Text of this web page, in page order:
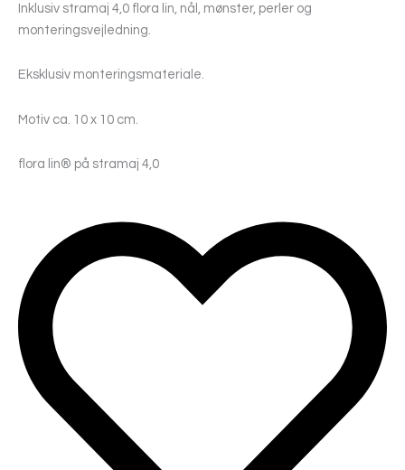
Inklusiv stramaj 4,0 flora lin, nål, mønster, perler og
monteringsvejledning.
Eksklusiv monteringsmateriale.
Motiv ca. 10 x 10 cm.
flora lin® på stramaj 4,0